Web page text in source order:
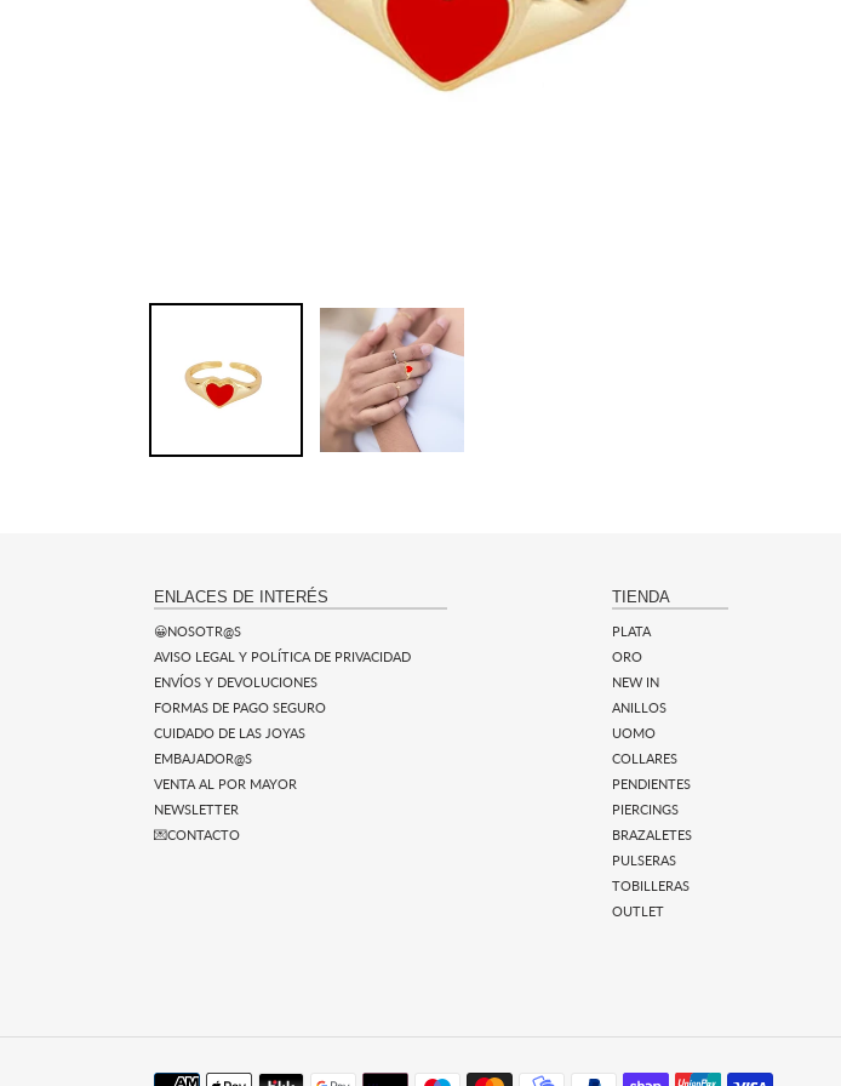
ENLACES DE INTERÉS
😀NOSOTR@S
AVISO LEGAL Y POLÍTICA DE PRIVACIDAD
ENVÍOS Y DEVOLUCIONES
FORMAS DE PAGO SEGURO
CUIDADO DE LAS JOYAS
EMBAJADOR@S
VENTA AL POR MAYOR
NEWSLETTER
💌CONTACTO
TIENDA
PLATA
ORO
NEW IN
ANILLOS
UOMO
COLLARES
PENDIENTES
PIERCINGS
BRAZALETES
PULSERAS
TOBILLERAS
OUTLET